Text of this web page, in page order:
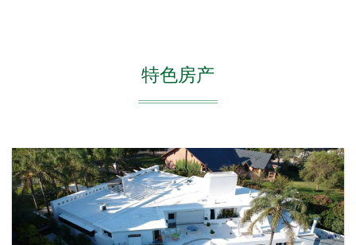
特色房产